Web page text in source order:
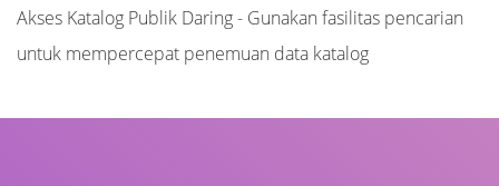
Akses Katalog Publik Daring - Gunakan fasilitas pencarian
untuk mempercepat penemuan data katalog